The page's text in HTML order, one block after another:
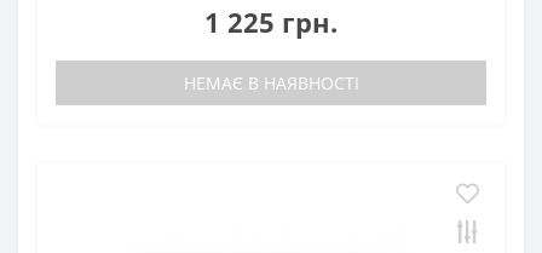
1 225 грн.
НЕМАЄ В НАЯВНОСТІ